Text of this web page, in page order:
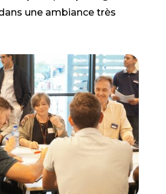
une ambiance très